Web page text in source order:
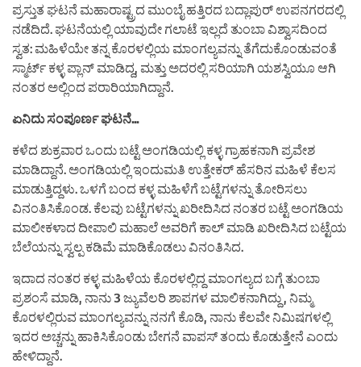
ಪ್ರಸ್ತುತ ಘಟನೆ ಮಹಾರಾಷ್ಟ್ರದ ಮುಂಬೈ ಹತ್ತಿರದ ಬದ್ಲಾಪುರ್ ಉಪನಗರದಲ್ಲಿ
ನಡೆದಿದೆ. ಘಟನೆಯಲ್ಲಿ ಯಾವುದೇ ಗಲಾಟೆ ಇಲ್ಲದೆ ತುಂಬಾ ವಿಶ್ವಾಸದಿಂದ
ಸ್ವತ: ಮಹಿಳೆಯೇ ತನ್ನ ಕೊರಳಲ್ಲಿಯ ಮಾಂಗಲ್ಯವನ್ನು ತೆಗೆದುಕೊಂಡುವಂತೆ
ಸ್ಮಾರ್ಟ್ ಕಳ್ಳ ಪ್ಲಾನ್ ಮಾಡಿದ್ದ, ಮತ್ತು ಅದರಲ್ಲಿ ಸರಿಯಾಗಿ ಯಶಸ್ವಿಯೂ ಆಗಿ
ನಂತರ ಅಲ್ಲಿಂದ ಪರಾರಿಯಾಗಿದ್ದಾನೆ.
ಏನಿದು ಸಂಪೂರ್ಣ ಘಟನೆ…
ಕಳೆದ ಶುಕ್ರವಾರ ಒಂದು ಬಟ್ಟೆ ಅಂಗಡಿಯಲ್ಲಿ ಕಳ್ಳ ಗ್ರಾಹಕನಾಗಿ ಪ್ರವೇಶ
ಮಾಡಿದ್ದಾನೆ. ಅಂಗಡಿಯಲ್ಲಿ ಇಂದುಮತಿ ಉತ್ತೇಕರ್ ಹೆಸರಿನ ಮಹಿಳೆ ಕೆಲಸ
ಮಾಡುತ್ತಿದ್ದಳು. ಒಳಗೆ ಬಂದ ಕಳ್ಳ ಮಹಿಳೆಗೆ ಬಟ್ಟೆಗಳನ್ನು ತೋರಿಸಲು
ವಿನಂತಿಸಿಕೊಂಡ. ಕೆಲವು ಬಟ್ಟೆಗಳನ್ನು ಖರೀದಿಸಿದ ನಂತರ ಬಟ್ಟೆ ಅಂಗಡಿಯ
ಮಾಲೀಕಳಾದ ದೀಪಾಲಿ ಮಹಾಲೆ ಅವರಿಗೆ ಕಾಲ್ ಮಾಡಿ ಖರೀದಿಸಿದ ಬಟ್ಟೆಯ
ಬೆಲೆಯನ್ನು ಸ್ವಲ್ಪ ಕಡಿಮೆ ಮಾಡಿಕೊಡಲು ವಿನಂತಿಸಿದ.
ಇದಾದ ನಂತರ ಕಳ್ಳ ಮಹಿಳೆಯ ಕೊರಳಲ್ಲಿದ್ದ ಮಾಂಗಲ್ಯದ ಬಗ್ಗೆ ತುಂಬಾ
ಪ್ರಶಂಸೆ ಮಾಡಿ, ನಾನು 3 ಜ್ಯುವೆಲರಿ ಶಾಪಗಳ ಮಾಲಿಕನಾಗಿದ್ದು , ನಿಮ್ಮ
ಕೊರಳಲ್ಲಿರುವ ಮಾಂಗಲ್ಯವನ್ನು ನನಗೆ ಕೊಡಿ, ನಾನು ಕೆಲವೇ ನಿಮಿಷಗಳಲ್ಲಿ
ಇದರ ಅಚ್ಚನ್ನು ಹಾಕಿಸಿಕೊಂಡು ಬೇಗನೆ ವಾಪಸ್ ತಂದು ಕೊಡುತ್ತೇನೆ ಎಂದು
ಹೇಳಿದ್ದಾನೆ.